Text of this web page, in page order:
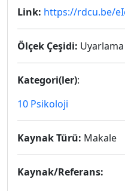
Link: https://rdcu.be/
Ölçek Çeşidi: Uyarlama
Kategori(ler):
10 Psikoloji
Kaynak Türü: Makale
Kaynak/Referans: